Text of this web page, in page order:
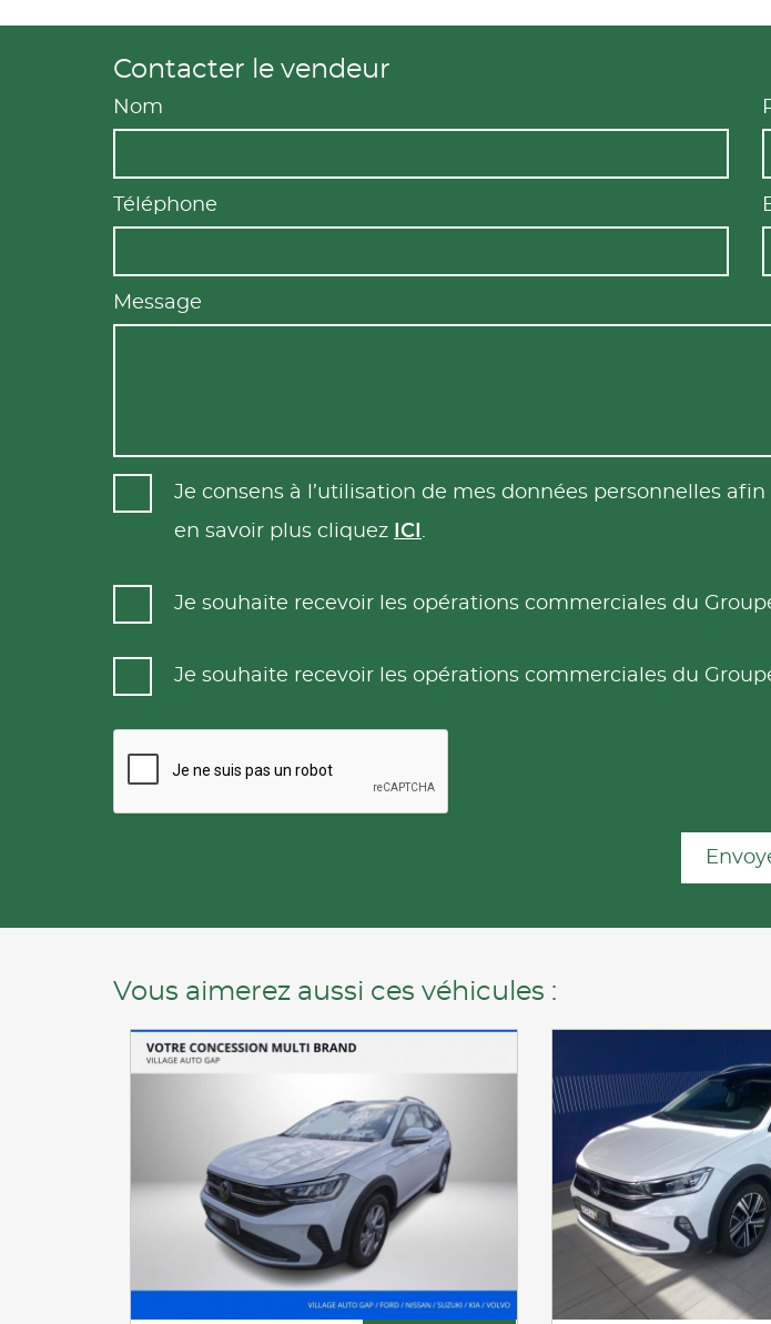
Contacter le vendeur
Nom
Téléphone
Message
Je consens à l’utilisation de mes données personnelles
en savoir plus cliquez
ICI .
Je souhaite recevoir les opérations commerciales du
Je souhaite recevoir les opérations commerciales du
Vous aimerez aussi ces véhicules :